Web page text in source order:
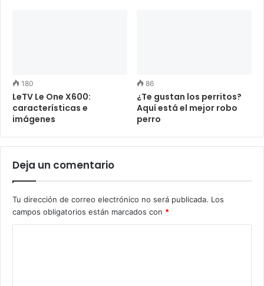
180
LeTV Le One X600:
características e
imágenes
86
¿Te gustan los perritos?
Aquí está el mejor robo
perro
Deja un comentario
Tu dirección de correo electrónico no será publicada. Los
campos obligatorios están marcados con *